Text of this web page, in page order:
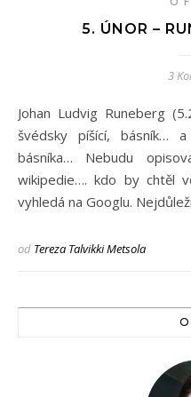
5. ÚNOR –
3
Johan Ludvig Runeberg (5.2.1804 – 6.5.1877) byl finský,
švédsky píšící, básník…
básníka… Nebudu
wikipedie…. kdo by chtěl
vyhledá na Googlu.
od Tereza Talvikki Metsola
O